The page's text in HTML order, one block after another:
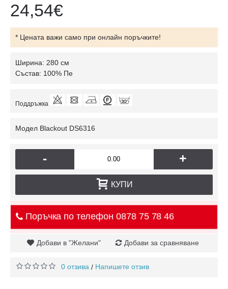
24,54€
* Цената важи само при онлайн поръчките!
Ширина: 280 см
Състав: 100% Пе
Поддръжка
Модел Blackout DS6316
- +
КУПИ
Поръчка по телефон 0878 75 78 46
Добави в "Желани" Добави за сравняване
0 отзива / Напишете отзив